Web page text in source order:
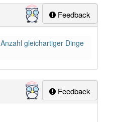
erraten.
Feedback
gleichartiger Dinge
Feedback